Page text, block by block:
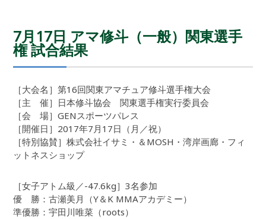
7月17日 アマ修斗（一般）関東選手
権 試合結果
［大会名］第16回関東アマチュア修斗選手権大会
［主 催］日本修斗協会 関東選手権実行委員会
［会 場］GENスポーツパレス
［開催日］2017年7月17日（月／祝）
［特別協賛］株式会社イサミ・＆MOSH・湾岸画廊・フィ
ットネスショップ
［女子アトム級／-47.6kg］3名参加
優 勝：古瀬美月（Y＆K MMAアカデミー）
準優勝：宇田川唯菜（roots）